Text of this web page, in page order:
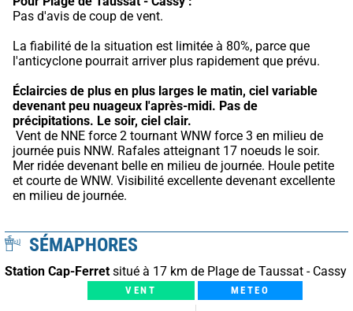
Pas d'avis de coup de vent.
La fiabilité de la situation est limitée à 80%, parce que
l'anticyclone pourrait arriver plus rapidement que prévu.
Éclaircies de plus en plus larges le matin, ciel variable
devenant peu nuageux l'après-midi. Pas de
précipitations. Le soir, ciel clair.
journée puis NNW. Rafales atteignant 17 noeuds le soir.
Mer ridée devenant belle en milieu de journée. Houle petite
et courte de WNW. Visibilité excellente devenant excellente
en milieu de journée.
SÉMAPHORES
Station Cap-Ferret situé à 17 km de Plage de Taussat - Cassy
VENT METEO